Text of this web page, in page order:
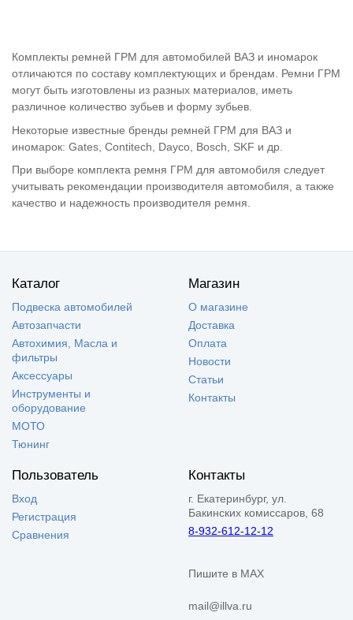
Комплекты ремней ГРМ для автомобилей ВАЗ и иномарок
отличаются по составу комплектующих и брендам. Ремни ГРМ
могут быть изготовлены из разных материалов, иметь
различное количество зубьев и форму зубьев.
Некоторые известные бренды ремней ГРМ для ВАЗ и
иномарок: Gates, Contitech, Dayco, Bosch, SKF и др.
При выборе комплекта ремня ГРМ для автомобиля следует
учитывать рекомендации производителя автомобиля, а также
качество и надежность производителя ремня.
Каталог
Подвеска автомобилей
Автозапчасти
Автохимия, Масла и
фильтры
Аксессуары
Инструменты и
оборудование
МОТО
Тюнинг
Магазин
О магазине
Доставка
Оплата
Новости
Статьи
Контакты
Пользователь
Вход
Регистрация
Сравнения
Контакты
г. Екатеринбург, ул.
Бакинских комиссаров, 68
8-932-612-12-12
Пишите в MAX
mail@illva.ru